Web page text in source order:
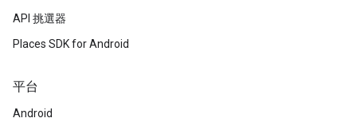
API 挑選器
Places SDK for Android
平台
Android